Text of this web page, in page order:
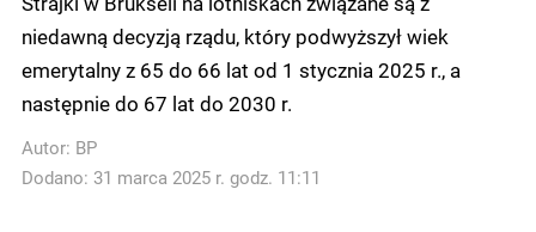
niedawną decyzją rządu, który podwyższył wiek
emerytalny z 65 do 66 lat od 1 stycznia 2025 r., a
następnie do 67 lat do 2030 r.
Autor: BP
Dodano: 31 marca 2025 r. godz. 11:11